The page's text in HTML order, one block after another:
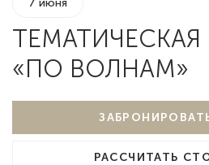
7 июня
ТЕМАТИЧЕСКАЯ
«ПО ВОЛНАМ»
РАССЧИТАТЬ